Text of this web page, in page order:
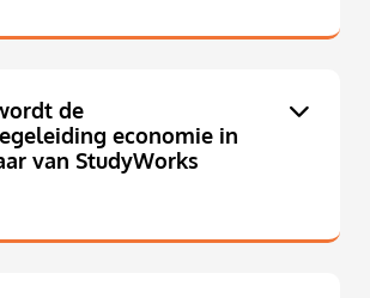
de
economie in
van StudyWorks